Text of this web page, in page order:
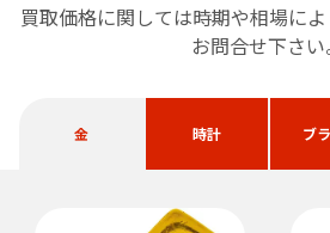
買取価格に関しては時期や相場によ
お問合せ下さい
金 時計 ブ